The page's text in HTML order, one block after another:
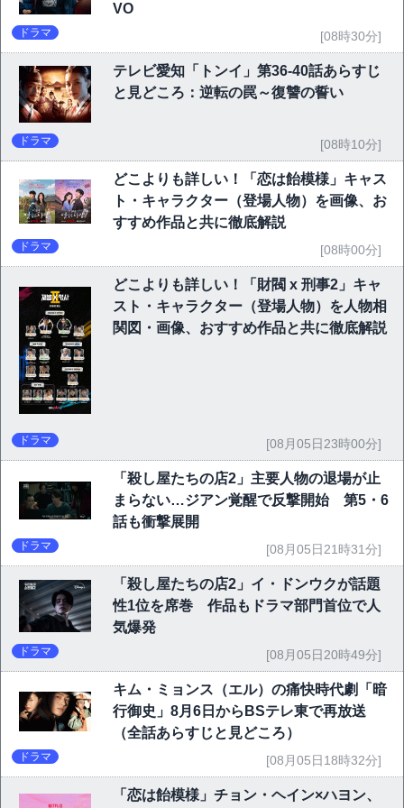
VO
ドラマ [08時30分]
テレビ愛知「トンイ」第36-40話あらすじ
と見どころ：逆転の罠～復讐の誓い
ドラマ [08時10分]
どこよりも詳しい！「恋は飴模様」キャス
ト・キャラクター（登場人物）を画像、お
すすめ作品と共に徹底解説
ドラマ [08時00分]
どこよりも詳しい！「財閥 x 刑事2」キャ
スト・キャラクター（登場人物）を人物相
関図・画像、おすすめ作品と共に徹底解説
ドラマ [08月05日23時00分]
「殺し屋たちの店2」主要人物の退場が止
まらない…ジアン覚醒で反撃開始 第5・6
話も衝撃展開
ドラマ [08月05日21時31分]
「殺し屋たちの店2」イ・ドンウクが話題
性1位を席巻 作品もドラマ部門首位で人
気爆発
ドラマ [08月05日20時49分]
キム・ミョンス（エル）の痛快時代劇「暗
行御史」8月6日からBSテレ東で再放送
（全話あらすじと見どころ）
ドラマ [08月05日18時32分]
「恋は飴模様」チョン・ヘイン×ハヨン、